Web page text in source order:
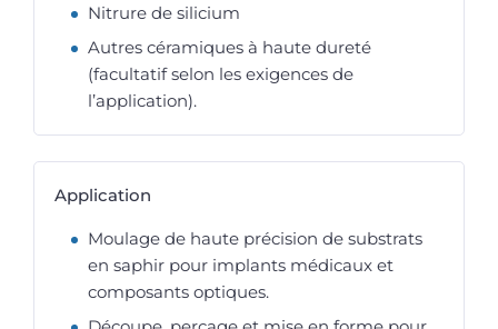
Nitrure de silicium
Autres céramiques à haute dureté
(facultatif selon les exigences de
l’application).
Application
Moulage de haute précision de substrats
en saphir pour implants médicaux et
composants optiques.